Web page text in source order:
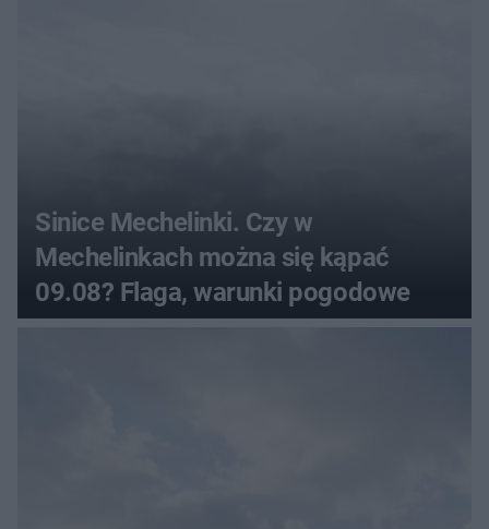
Sinice Mechelinki. Czy w
Mechelinkach można się kąpać
09.08? Flaga, warunki pogodowe